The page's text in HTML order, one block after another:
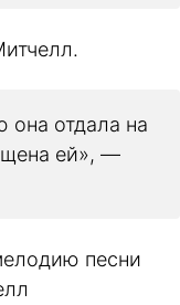
она отдала на
ей», —
песни